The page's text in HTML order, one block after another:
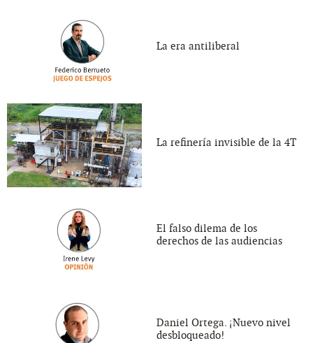
La era antiliberal
La refinería invisible de la 4T
El falso dilema de los
derechos de las audiencias
Daniel Ortega. ¡Nuevo nivel
desbloqueado!